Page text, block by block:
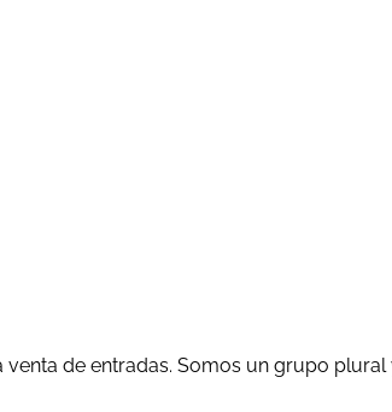
de entradas. Somos un grupo